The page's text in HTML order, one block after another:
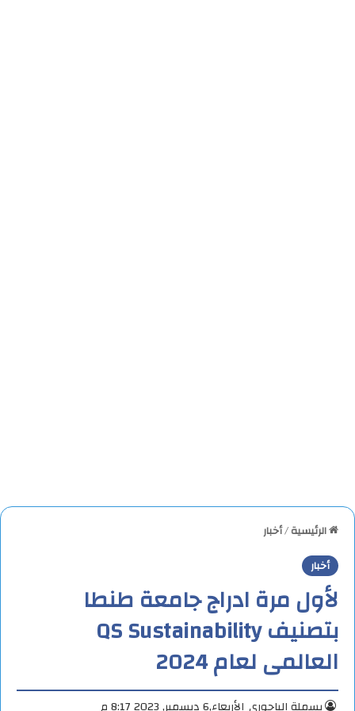
الرئيسية/أخبار
أخبار
لأول مرة ادراج جامعة طنطا
بتصنيف QS Sustainability
العالمى لعام 2024